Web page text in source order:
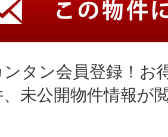
タン会員登録！お
未公開物件情報が